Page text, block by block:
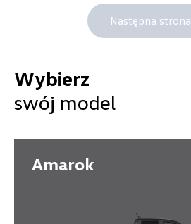
Następna strona
Wybierz
swój model
Amarok